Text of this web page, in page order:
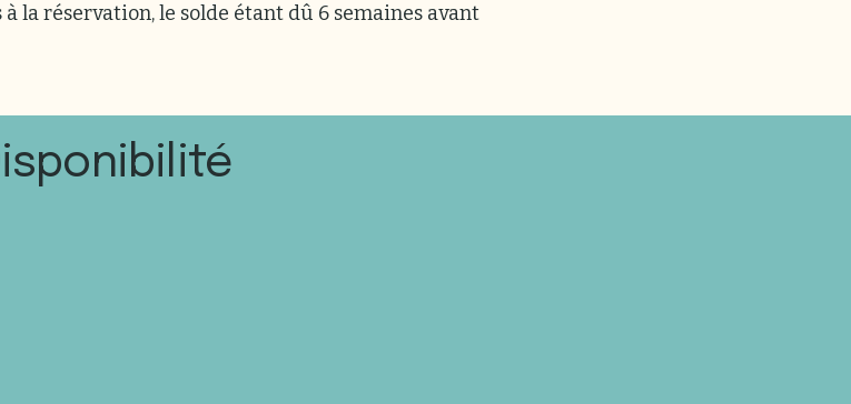
la réservation, le solde étant dû 6 semaines avant